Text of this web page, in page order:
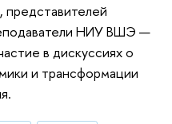
представителей
НИУ ВШЭ —
в дискуссиях о
и трансформации